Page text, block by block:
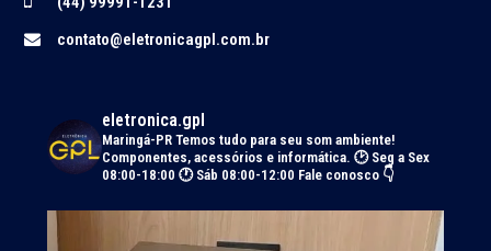
contato@eletronicagpl.com.br
eletronica.gpl
Maringá-PRTemos tudo para seu som ambiente!
Componentes, acessórios e informática. 🕑 Seg a Sex
08:00-18:00 🕐 Sáb 08:00-12:00 Fale conosco 👇